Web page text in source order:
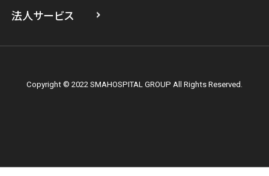
法人サービス
Copyright © 2022 SMAHOSPITAL GROUP All Rights Reserved.